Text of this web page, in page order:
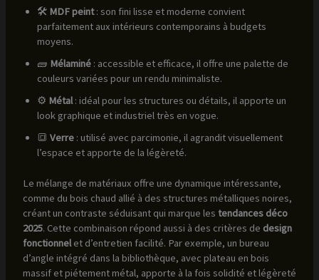
🛠️ MDF peint: son fini lisse et moderne convient
parfaitement aux intérieurs contemporains à budgets
moyens.
🧱 Mélaminé: accessible et efficace, il offre une palette de
couleurs variées pour un rendu minimaliste.
⚙️ Métal: idéal pour les structures ou détails, il apporte un
look graphique et industriel très en vogue.
🔳 Verre: utilisé avec parcimonie, il agrandit visuellement
l’espace et apporte de la légèreté.
Le mélange de matériaux offre une dynamique intéressante,
comme du bois chaud allié à des structures métalliques noires,
créant un contraste séduisant qui marque les tendances déco
2025. Cette combinaison répond aussi à des critères de design
fonctionnelet d’entretien facilité. Par exemple, un bureau
d’angle intégré dans la bibliothèque, avec plateau en bois
massif et piétement métal, apporte à la fois solidité et légèreté